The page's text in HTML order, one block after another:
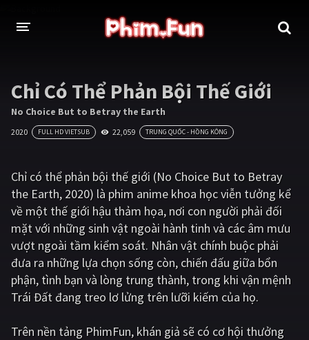
THỂ LOẠI
Thần thoại - Cổ trang
Tâm lý Chiến tranh
Kinh dị Tội phạm - Hình sự
Phiêu lưu Hài hước
Viễn tưởng Khoa học - Tài liệu
Hoạt hình Thể thao
Tình cảm - Lãng mạn Kỳ ảo
Giật gân Gia đình
Chỉ Có Thể Phản Bội Thế Giới
No Choice But to Betray the Earth
2020 FULL HD VIETSUB 22,059 TRUNG QUỐC - HỒNG KÔNG
Chỉ có thể phản bội thế giới (No Choice But to Betray
the Earth, 2020) là phim anime khoa học viễn tưởng kể
về một thế giới hậu thảm họa, nơi con người phải đối
mặt với những sinh vật ngoài hành tinh và các âm mưu
vượt ngoài tầm kiểm soát. Nhân vật chính buộc phải
đưa ra những lựa chọn sống còn, chiến đấu giữa bổn
phận, tình bạn và lòng trung thành, trong khi vận mệnh
Trái Đất đang treo lơ lửng trên lưỡi kiếm của họ.
Trên nền tảng PhimFun, khán giả sẽ có cơ hội thưởng